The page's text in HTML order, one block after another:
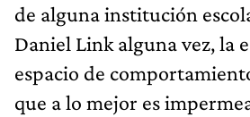
de alguna institución
Daniel Link alguna vez, la
espacio de
que a lo mejor es